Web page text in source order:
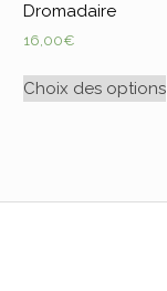
Dromadaire
16,00€
Choix des options